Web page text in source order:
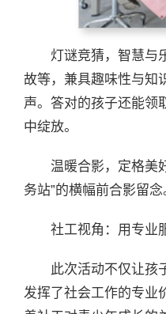
灯谜竞猜，智慧与
故等，兼具趣味性与知
声。答对的孩子还能领
中绽放。
温暖合影，定格美
务站”的横幅前合影留
社工视角：用专业
此次活动不仅让孩
发挥了社会工作的专业